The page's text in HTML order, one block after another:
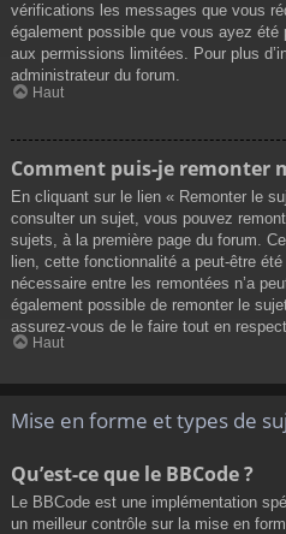
vérifications les messages que vous
également possible que vous ayez été
aux permissions limitées. Pour plus
administrateur du forum.
Haut
Comment puis-je remonter
En cliquant sur le lien « Remonter le
consulter un sujet, vous pouvez
sujets, à la première page du forum.
lien, cette fonctionnalité a peut-être
nécessaire entre les remontées n’a
également possible de remonter le
assurez-vous de le faire tout en
Haut
Mise en forme et types de
Qu’est-ce que le BBCode ?
Le BBCode est une implémentation
un meilleur contrôle sur la mise en